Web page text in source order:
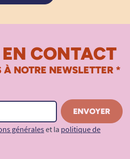
CONTACT
NOTRE NEWSLETTER *
généraleset la politique de